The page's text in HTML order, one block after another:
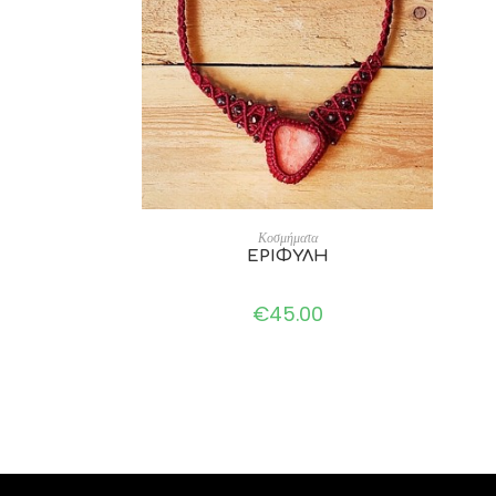
ADD TO CART
Κοσμήματα
ΕΡΙΦΥΛΗ
€45.00